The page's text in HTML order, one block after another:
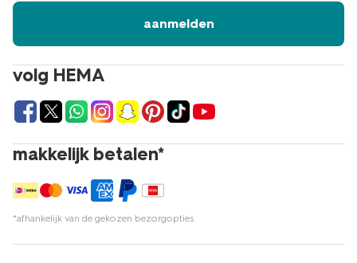
volg HEMA
makkelijk betalen*
*afhankelijk van de gekozen bezorgopties
aanmelden